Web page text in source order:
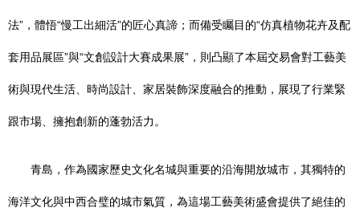
法”，體悟“慢工出細活”的匠心真諦；而備受矚目的“仿真植物花卉及配
套用品展區”與“文創設計大賽成果展”，則凸顯了本屆交易會對工藝美
術與現代生活、時尚設計、家居裝飾深度融合的推動，展現了行業緊
跟市場、擁抱創新的蓬勃活力。
青島，作為國家歷史文化名城與重要的沿海開放城市，其獨特的
海洋文化與中西合璧的城市氣質，為這場工藝美術盛會提供了絕佳的